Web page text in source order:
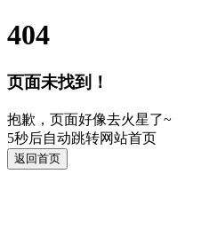
404
页面未找到！
抱歉，页面好像去火星了~
5秒后自动跳转网站首页
返回首页